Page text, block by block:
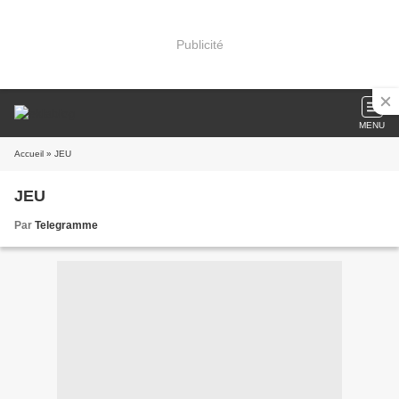
Publicité
MENU
Accueil » JEU
JEU
Par Telegramme